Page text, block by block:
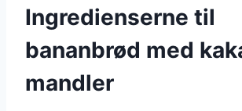
Ingredienserne til
bananbrød med
mandler